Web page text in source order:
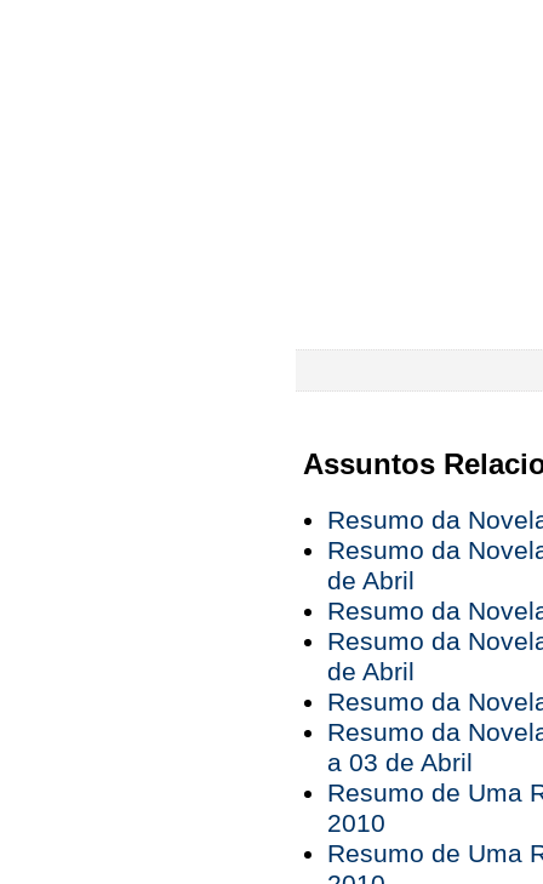
Assuntos
Resumo da
Resumo da
de Abril
Resumo da
Resumo da
de Abril
Resumo da
Resumo da
a 03 de Abril
Resumo de Uma
2010
Resumo de Uma